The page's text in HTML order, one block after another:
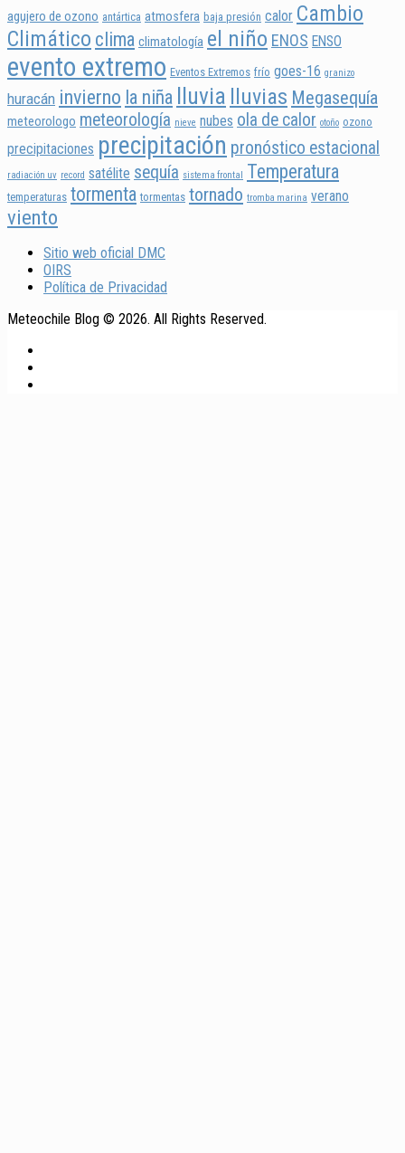
agujero de ozono antártica atmosfera baja presión calor Cambio
Climático clima climatología el niño ENOS ENSO
evento extremo Eventos Extremos frío goes-16 granizo
huracán invierno la niña lluvia lluvias Megasequía
meteorologo meteorología nieve nubes ola de calor otoño ozono
precipitaciones precipitación pronóstico estacional
radiación uv record satélite sequía sistema frontal Temperatura
temperaturas tormenta tormentas tornado tromba marina verano
viento
Sitio web oficial DMC
OIRS
Política de Privacidad
Meteochile Blog © 2026. All Rights Reserved.